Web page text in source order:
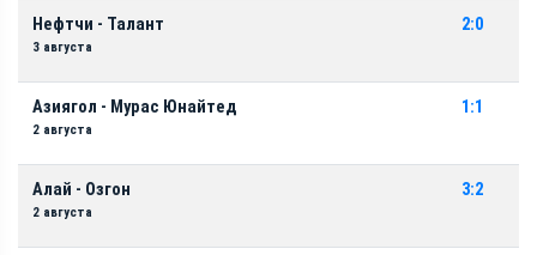
Нефтчи - Талант
3 августа
2:0
Азиягол - Мурас Юнайтед
2 августа
1:1
Алай - Озгон
2 августа
3:2